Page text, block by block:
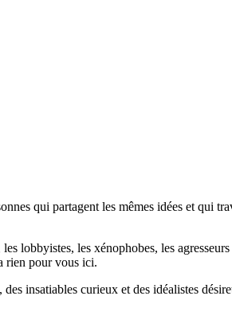
qui partagent les mêmes idées et qui
lobbyistes, les xénophobes, les
rien pour vous ici.
insatiables curieux et des idéalistes